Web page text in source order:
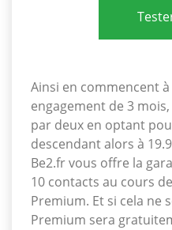
Ainsi en commencent
engagement de 3
par deux en optant
descendant alors à
Be2.fr vous offre la
10 contacts au cours
Premium. Et si cela ne
Premium sera